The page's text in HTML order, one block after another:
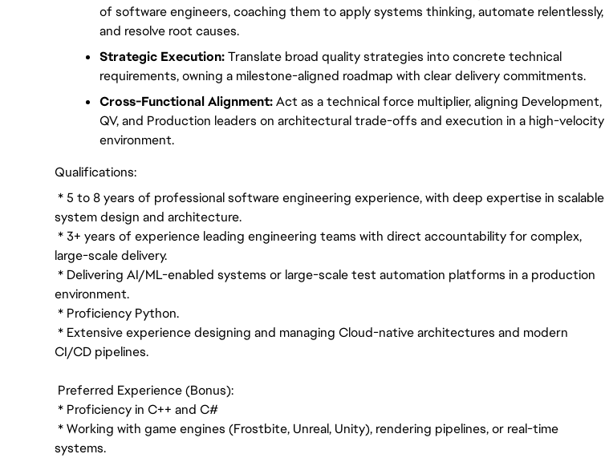
of software engineers, coaching them to apply systems thinking, automate relentlessly,
and resolve root causes.
Strategic Execution: Translate broad quality strategies into concrete technical
requirements, owning a milestone-aligned roadmap with clear delivery commitments.
Cross-Functional Alignment: Act as a technical force multiplier, aligning Development,
QV, and Production leaders on architectural trade-offs and execution in a high-velocity
environment.
Qualifications:
* 5 to 8 years of professional software engineering experience, with deep expertise in scalable
system design and architecture.
* 3+ years of experience leading engineering teams with direct accountability for complex,
large-scale delivery.
* Delivering AI/ML-enabled systems or large-scale test automation platforms in a production
environment.
* Proficiency Python.
* Extensive experience designing and managing Cloud-native architectures and modern
CI/CD pipelines.
Preferred Experience (Bonus):
* Proficiency in C++ and C#
* Working with game engines (Frostbite, Unreal, Unity), rendering pipelines, or real-time
systems.